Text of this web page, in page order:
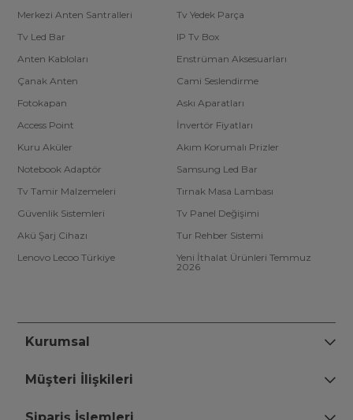
Merkezi Anten Santralleri
Tv Yedek Parça
Tv Led Bar
IP Tv Box
Anten Kabloları
Enstrüman Aksesuarları
Çanak Anten
Cami Seslendirme
Fotokapan
Askı Aparatları
Access Point
İnvertör Fiyatları
Kuru Aküler
Akım Korumalı Prizler
Notebook Adaptör
Samsung Led Bar
Tv Tamir Malzemeleri
Tırnak Masa Lambası
Güvenlik Sistemleri
Tv Panel Değişimi
Akü Şarj Cihazı
Tur Rehber Sistemi
Lenovo Lecoo Türkiye
Yeni İthalat Ürünleri Temmuz
2026
Kurumsal
Müşteri İlişkileri
Sipariş İşlemleri